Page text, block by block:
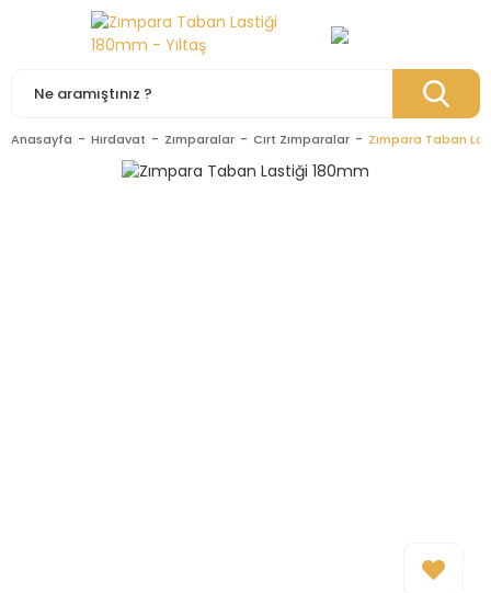
Anasayfa Hırdavat Zımparalar Cırt Zımparalar Zımpara Taban